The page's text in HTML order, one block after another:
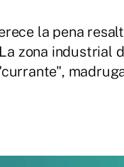
la pena
zona industrial